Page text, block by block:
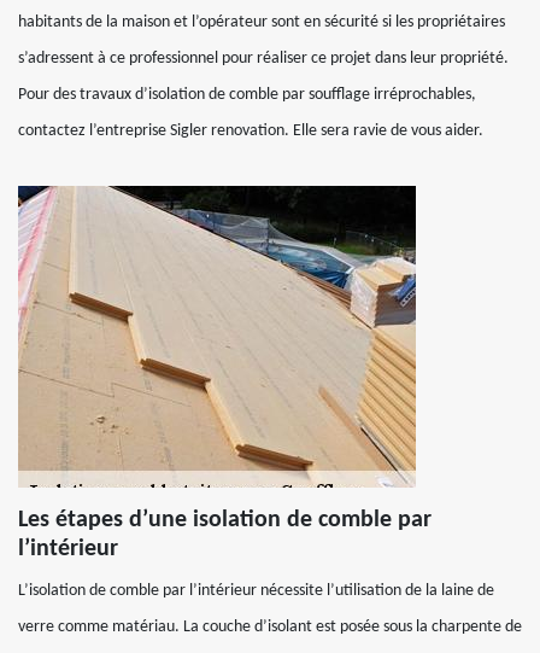
habitants de la maison et l’opérateur sont en sécurité si les propriétaires
s’adressent à ce professionnel pour réaliser ce projet dans leur propriété.
Pour des travaux d’isolation de comble par soufflage irréprochables,
contactez l’entreprise Sigler renovation. Elle sera ravie de vous aider.
Les étapes d’une isolation de comble par
l’intérieur
L’isolation de comble par l’intérieur nécessite l’utilisation de la laine de
verre comme matériau. La couche d’isolant est posée sous la charpente de